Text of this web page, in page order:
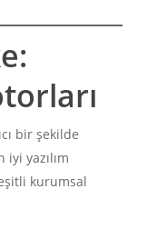
bir şekilde
yazılım
kurumsal